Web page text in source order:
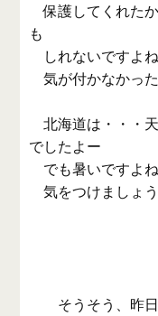
保護してくれた
も
しれないですよね
気が付かなかっ
北海道は・・・
でしたよー
でも暑いですよ
気をつけましょう
そうそう、昨日